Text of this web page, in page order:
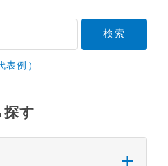
止、本サービスの変更ま
うこと。また、それによ
例）
す